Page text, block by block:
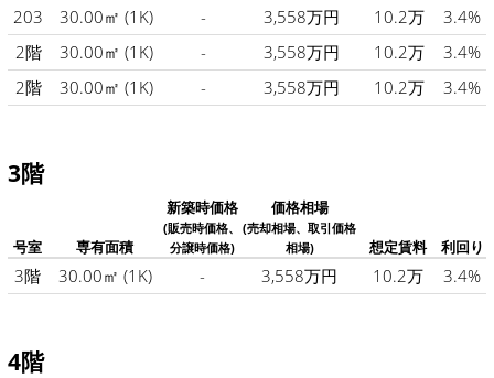
203 30.00㎡ (1K) - 3,558万円 10.2万
3.4%
2階
30.00㎡ (1K) - 3,558万円 10.2万
3.4%
2階
30.00㎡ (1K) - 3,558万円 10.2万 3.4%
3階
号室 専有面積
新築時価格
(販売時価格、
分譲時価格)
価格相場
(売却相場、取引価格
相場)
想定賃料 利回り
3階 30.00㎡ (1K) - 3,558万円 10.2万 3.4%
4階